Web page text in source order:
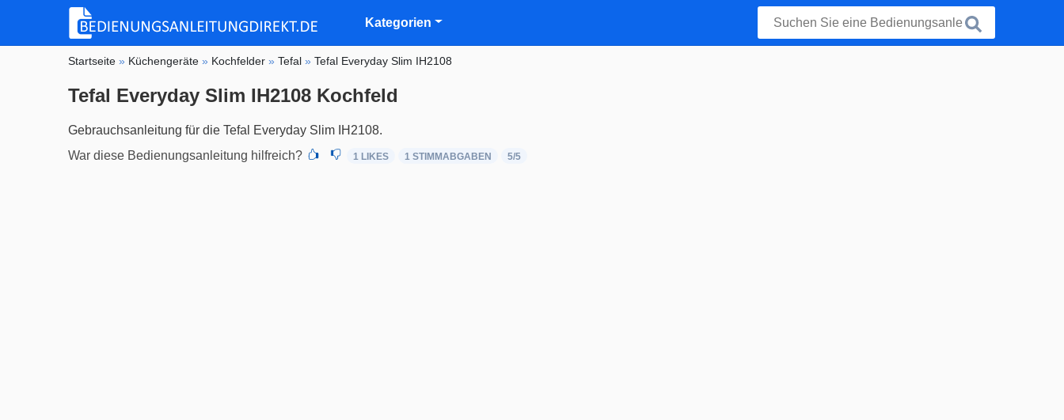
Kategorien
Startseite » Küchengeräte » Kochfelder »Tefal »Tefal Everyday Slim IH2108
Tefal Everyday Slim IH2108 Kochfeld
Gebrauchsanleitung für die Tefal Everyday Slim IH2108.
War diese Bedienungsanleitung hilfreich?
1 LIKES 1 STIMMABGABEN 5/5